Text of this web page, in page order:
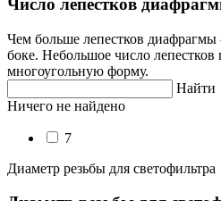
Число лепестков
Чем больше лепестков диафрагмы
боке. Небольшое число лепестков
многоугольную форму.
Найти
Ничего не найдено
7
Диаметр резьбы для светофильтра